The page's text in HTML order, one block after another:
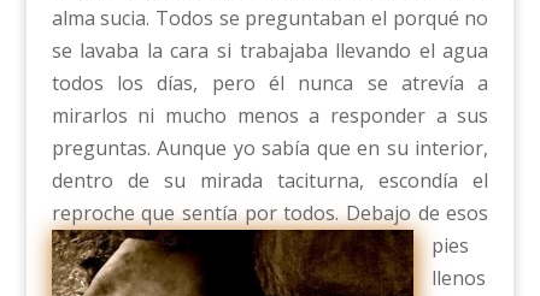
alma sucia. Todos se preguntaban el porqué no
se lavaba la cara si trabajaba llevando el agua
todos los días, pero él nunca se atrevía a
mirarlos ni mucho menos a responder a sus
preguntas. Aunque yo sabía que en su interior,
dentro de su mirada taciturna, escondía el
reproche que sentía por todos.Debajo de esos
pies
llenos